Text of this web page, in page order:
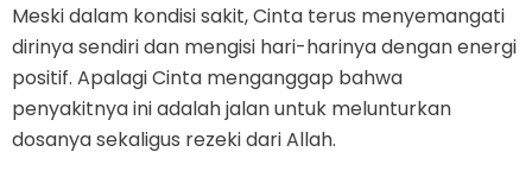
Meski dalam kondisi sakit, Cinta terus menyemangati
dirinya sendiri dan mengisi hari-harinya dengan energi
positif. Apalagi Cinta menganggap bahwa
penyakitnya ini adalah jalan untuk melunturkan
dosanya sekaligus rezeki dari Allah.